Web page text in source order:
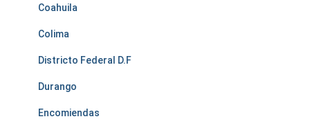
Coahuila
Colima
Districto Federal D.F
Durango
Encomiendas